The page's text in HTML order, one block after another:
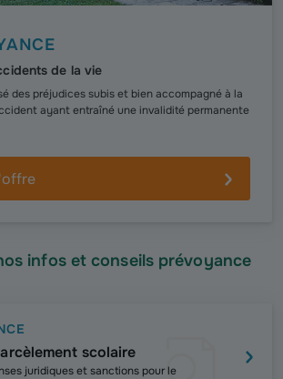
de la vie
des préjudices subis et bien accompagné à la
ayant entraîné une invalidité permanente
infos et conseils prévoyance
scolaire
juridiques et sanctions pour le